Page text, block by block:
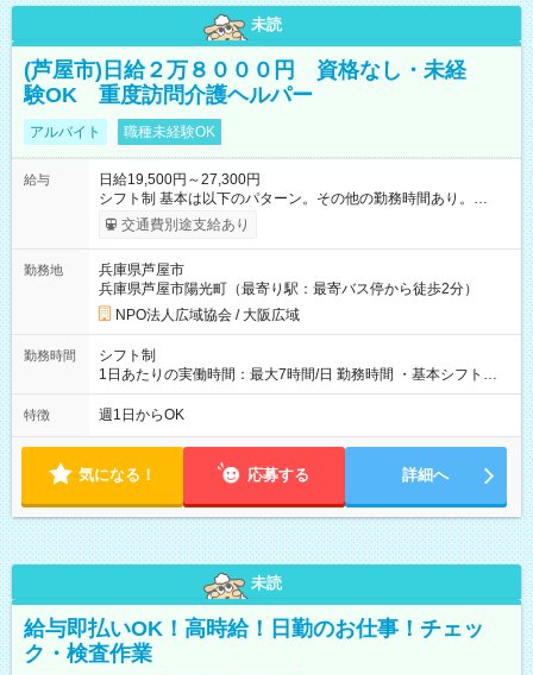
未読
(芦屋市)日給２万８０００円 資格なし・未経
験OK 重度訪問介護ヘルパー
アルバイト 職種未経験OK
給与
日給19,500円～27,300円
シフト制 基本は以下のパターン。その他の勤務時間あり。
（１）日勤の場合 ８：３０～１８：３０ （実働７時間＋待機
＆休憩３時間） 賃金２万００００円 （２）夜勤の場合 １
金２万８０００円 ・月平均 ３４万４０００円（週40時間労働
の場合×4.3週） ・賞与あり （週40時間労働で12か月勤務の
場合は80万円支給、査定あり） 年1回の3月末支給 ・昇給あり
・待機＆仮眠時間も給与支給されます ・賃金は月末締切、翌月
25日支払い 【試用期間】試用期間あり 試用期間の長さ：3ヶ月
雇用形態、給与は本採用時と同じです。
交通費別途支給あり
勤務地
兵庫県芦屋市
兵庫県芦屋市陽光町（最寄り駅：最寄バス停から徒歩2分）
NPO法人広域協会 / 大阪広域
勤務時間
シフト制
1日あたりの実働時間：最大7時間/日 勤務時間 ・基本シフト
は、下記の2パターン(調整あります) （１）８：３０～１８：３
０（実働７時間＋待機＆休憩３時間） （２）１８：３０～翌
間もあります
特徴 週1日からOK
気になる！ 応募する 詳細へ
未読
給与即払いOK！高時給！日勤のお仕事！チェッ
ク・検査作業